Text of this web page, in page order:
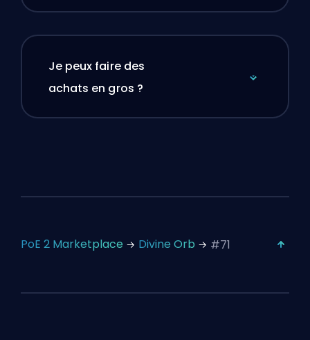
Je peux faire des
achats en gros ?
PoE 2 Marketplace Divine Orb #71